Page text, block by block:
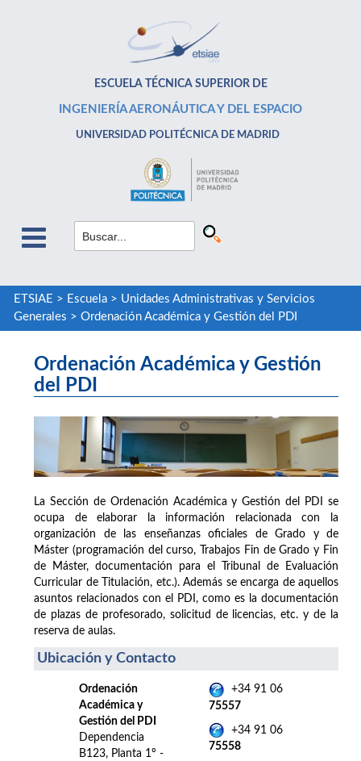
ESCUELA TÉCNICA SUPERIOR DE
INGENIERÍA AERONÁUTICA Y DEL ESPACIO
UNIVERSIDAD POLITÉCNICA DE MADRID
ETSIAE > Escuela> Unidades Administrativas y Servicios
Generales > Ordenación Académica y Gestión del PDI
Ordenación Académica y Gestión
del PDI
La Sección de Ordenación Académica y Gestión del PDI se
ocupa de elaborar la información relacionada con la
organización de las enseñanzas oficiales de Grado y de
Máster (programación del curso, Trabajos Fin de Grado y Fin
de Máster, documentación para el Tribunal de Evaluación
Curricular de Titulación, etc.). Además se encarga de aquellos
asuntos relacionados con el PDI, como es la documentación
de plazas de profesorado, solicitud de licencias, etc. y de la
reserva de aulas.
Ubicación y Contacto
Ordenación
Académica y
Gestión del PDI
Dependencia
B123, Planta 1º -
+34 91 06
75557
+34 91 06
75558